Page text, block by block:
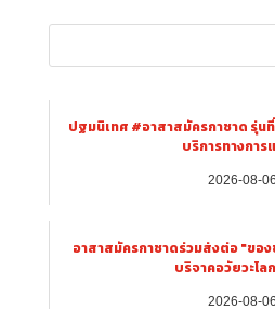
ปฐมนิเทศ #อาสาสมัครกาชาด รุ่
บริการทางกา
2026-08-06
อาสาสมัครกาชาดร่วมส่งต่อ "ขอ
บริจาคอวัยวะโล
2026-08-06